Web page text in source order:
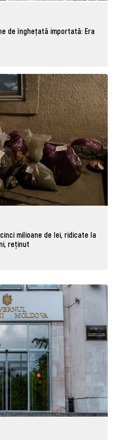
de înghețată importată: Era
milioane de lei, ridicate la
reţinut